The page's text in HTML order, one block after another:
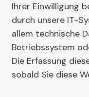
Ihrer Einwilligung
durch unsere IT-
allem technische
Betriebssystem
Die Erfassung
sobald Sie diese